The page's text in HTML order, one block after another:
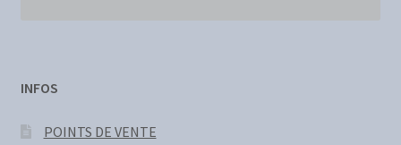
INFOS
POINTS DE VENTE